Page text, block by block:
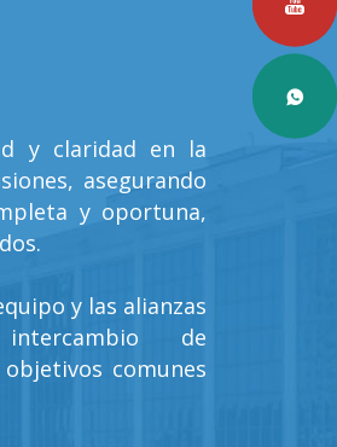
y claridad en la
asegurando
y oportuna,
y las alianzas
de
comunes